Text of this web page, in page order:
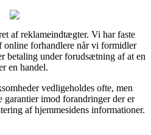
af reklameindtægter. Vi har faste
online forhandlere når vi formidler
betaling under forudsætning af at en
en handel.
vedligeholdes ofte, men
imod forandringer der er
af hjemmesidens informationer.